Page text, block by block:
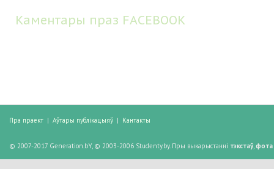
Каментары праз FACEBOOK
Пра праект | Аўтары публікацыяў | Кантакты
© 2007-2017 Generation.bY, © 2003-2006 Studenty.by. Пры выкарыстанні тэкстаў, фота